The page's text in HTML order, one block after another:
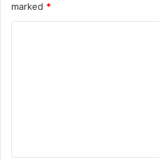
marked *
t